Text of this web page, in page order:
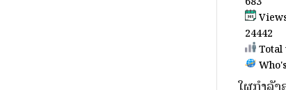
24442
Total